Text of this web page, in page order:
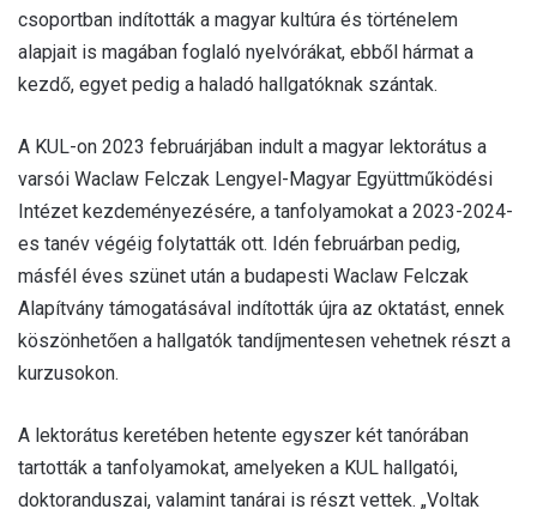
csoportban indították a magyar kultúra és történelem
alapjait is magában foglaló nyelvórákat, ebből hármat a
kezdő, egyet pedig a haladó hallgatóknak szántak.
A KUL-on 2023 februárjában indult a magyar lektorátus a
varsói Waclaw Felczak Lengyel-Magyar Együttműködési
Intézet kezdeményezésére, a tanfolyamokat a 2023-2024-
es tanév végéig folytatták ott. Idén februárban pedig,
másfél éves szünet után a budapesti Waclaw Felczak
Alapítvány támogatásával indították újra az oktatást, ennek
köszönhetően a hallgatók tandíjmentesen vehetnek részt a
kurzusokon.
A lektorátus keretében hetente egyszer két tanórában
tartották a tanfolyamokat, amelyeken a KUL hallgatói,
doktoranduszai, valamint tanárai is részt vettek. „Voltak